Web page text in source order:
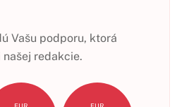
Vašu podporu, ktorá
redakcie.